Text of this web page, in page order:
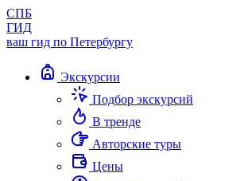
СПБ
ГИД
ваш гид по Петербургу
Экскурсии
Подбор экскурсий
В тренде
Авторские туры
Цены